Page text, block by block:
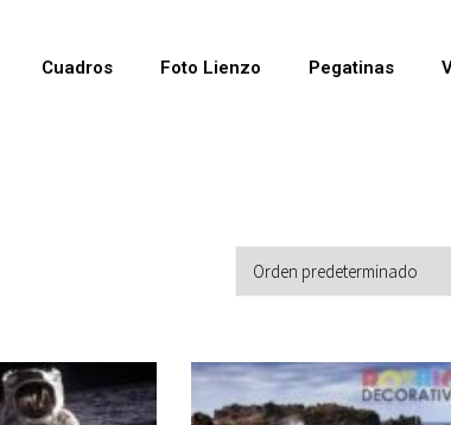
Cuadros Foto Lienzo Pegatinas